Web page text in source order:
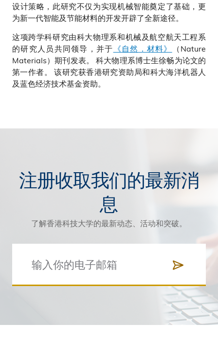
设计策略，此研究不仅为实现机械智能奠定了基础，更
为新一代智能及节能材料的开发开辟了全新途径。
这项跨学科研究由科大物理系和机械及航空航天工程系
的研究人员共同领导，并于 《自然．材料》
（Nature
Materials）期刊发表。 科大物理系博士生徐畅为论文的
第一作者。 该研究获香港研究资助局和科大海洋机器人
及蓝色经济技术基金资助。
注册收取我们的最新消
息
了解香港科技大学的最新动态、活动和突破。